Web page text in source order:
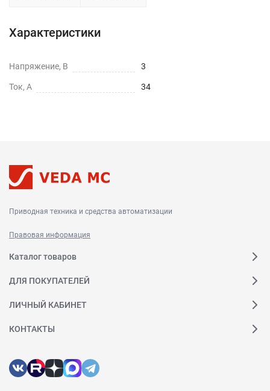
Характеристики
Напряжение, В 3
Ток, А 34
Приводная техника и средства автоматизации
Правовая информация
Каталог товаров
ДЛЯ ПОКУПАТЕЛЕЙ
ЛИЧНЫЙ КАБИНЕТ
КОНТАКТЫ